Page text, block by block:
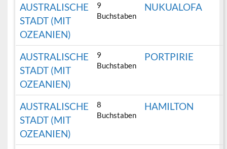
AUSTRALISCHE
STADT (MIT
OZEANIEN)
9
Buchstaben
NUKUALOFA
AUSTRALISCHE
STADT (MIT
OZEANIEN)
9
Buchstaben
PORTPIRIE
AUSTRALISCHE
STADT (MIT
OZEANIEN)
8
Buchstaben
HAMILTON